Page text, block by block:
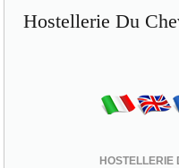
Hostellerie Du
HOSTELLERIE